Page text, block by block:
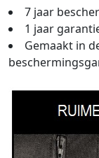
7 jaar
1 jaar
Gemaakt in